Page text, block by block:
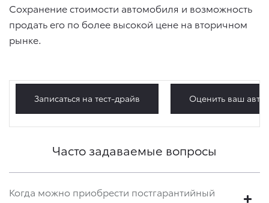
Сохранение стоимости автомобиля и возможность
продать его по более высокой цене на вторичном
рынке.
Записаться на тест-драйв Оценить ваш
Часто задаваемые вопросы
Когда можно приобрести постгарантийный